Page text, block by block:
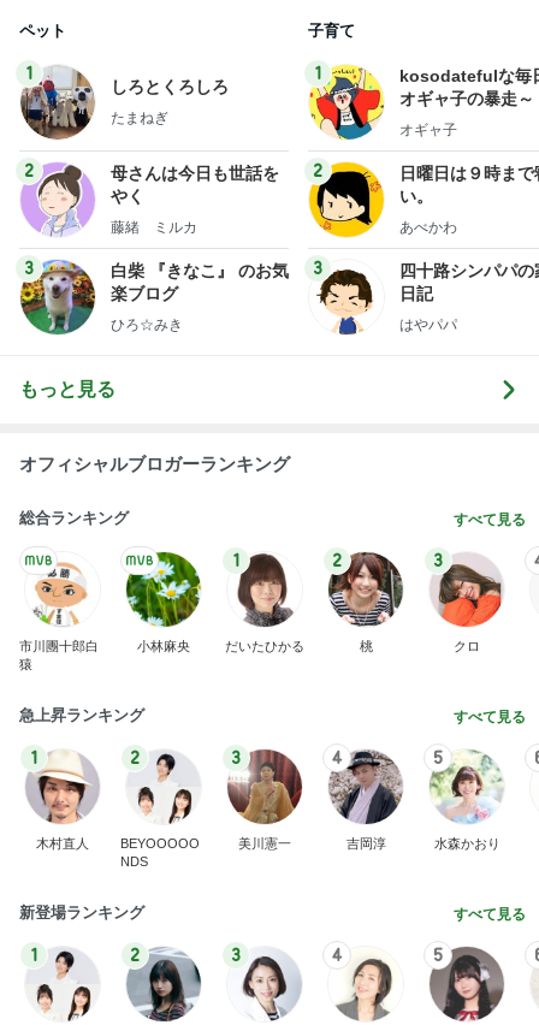
ペット
1
しろとくろしろ
たまねぎ
2
母さんは今日も世話を
やく
藤緒 ミルカ
3
白柴 『きなこ』 のお気
楽ブログ
ひろ☆みき
子育て
1
kosodatefulな毎
オギャ子の暴走～
オギャ子
2
日曜日は９時まで
い。
あべかわ
3
四十路シンパパの
日記
はやパパ
もっと見る
オフィシャルブロガーランキング
総合ランキング すべて見る
市川團十郎白
猿
小林麻央
1
だいたひかる
2
桃
3
クロ
急上昇ランキング すべて見る
1
木村直人
2
BEYOOOOO
NDS
3
美川憲一
4
吉岡淳
5
水森かおり
新登場ランキング すべて見る
1 2 3 4 5